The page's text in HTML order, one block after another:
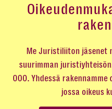
Me Juristiliiton jäsenet
suurimman
000. Yhdessä rakennamme
jossa oikeus